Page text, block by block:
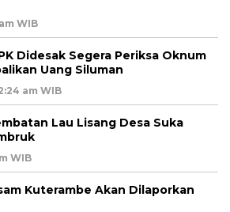
WIB
Didesak Segera Periksa Oknum
Uang Siluman
am WIB
Lau Lisang Desa Suka
WIB
Kuterambe Akan Dilaporkan